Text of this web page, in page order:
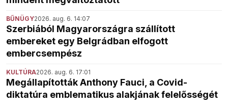
BŰNÜGY2026. aug. 6. 14:07
Szerbiából Magyarországra szállított
embereket egy Belgrádban elfogott
embercsempész
KULTÚRA2026. aug. 6. 17:01
Megállapították Anthony Fauci, a Covid-
diktatúra emblematikus alakjának felelősségét